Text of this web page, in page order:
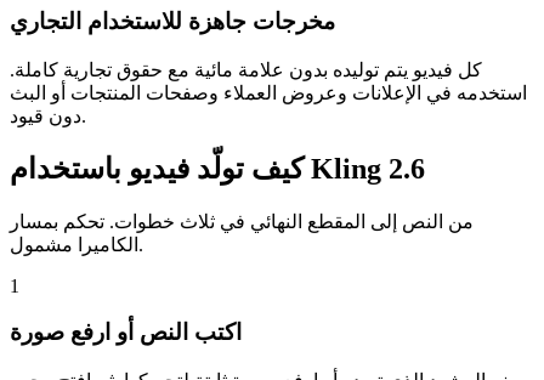
مخرجات جاهزة للاستخدام التجاري
كل فيديو يتم توليده بدون علامة مائية مع حقوق تجارية كاملة.
استخدمه في الإعلانات وعروض العملاء وصفحات المنتجات أو البث
دون قيود.
كيف تولّد فيديو باستخدام Kling 2.6
من النص إلى المقطع النهائي في ثلاث خطوات. تحكم بمسار
الكاميرا مشمول.
1
اكتب النص أو ارفع صورة